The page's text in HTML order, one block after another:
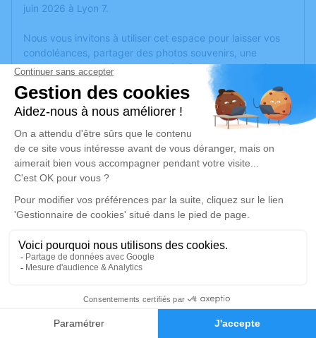
Faire-part Hommages
juin 2026 à Lyon 7.
Nous vous invitons à utiliser cet espace pour laisser vos
condoléances, partager des photos souvenirs, une
anecdote ou exprimer vos pensées à travers des poèmes
ou des textes. Cet endroit est un lieu d'expression dédié à
honorer la mémoire de Marie-Claude DESCÔTES.
Un service de plantation d’arbre hommage estdisponible
jeudi 02 juillet 2026 à 10h00
Eglise Saint Maurice du Chater 80 Avenue du
Chater